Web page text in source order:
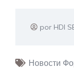
por HDI
Новости